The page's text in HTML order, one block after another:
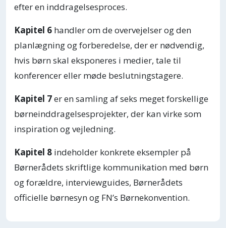
efter en inddragelsesproces.
Kapitel 6 handler om de overvejelser og den
planlægning og forberedelse, der er nødvendig,
hvis børn skal eksponeres i medier, tale til
konferencer eller møde beslutningstagere.
Kapitel 7er en samling af seks meget forskellige
børneinddragelsesprojekter, der kan virke som
inspiration og vejledning.
Kapitel 8 indeholder konkrete eksempler på
Børnerådets skriftlige kommunikation med børn
og forældre, interviewguides, Børnerådets
officielle børnesyn og FN’s Børnekonvention.